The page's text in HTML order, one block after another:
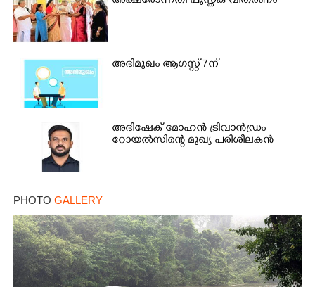
അഭിമുഖം ആഗസ്റ്റ് 7ന്
അഭിഷേക് മോഹൻ ട്രിവാൻഡ്രം
റോയൽസിന്റെ മുഖ്യ പരിശീലകൻ
PHOTO GALLERY
Share this link
Copy Link